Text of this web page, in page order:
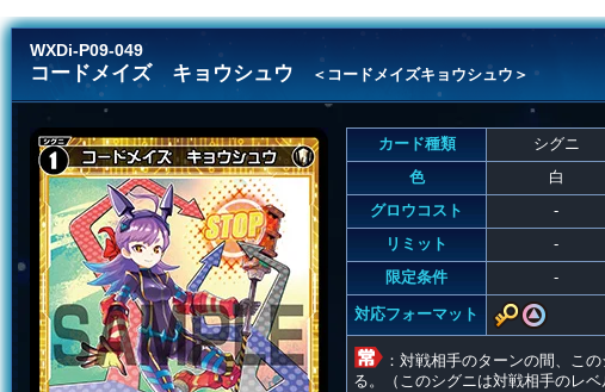
WXDi-P09-049
コードメイズ キョウシュウ ＜コードメイズキョウシュウ＞
カード種類 シグニ
色
白
グロウコスト
-
リミット
-
限定条件
-
対応フォーマット
：対戦相手のターンの間、こ
る。（このシグニは対戦相手のレ